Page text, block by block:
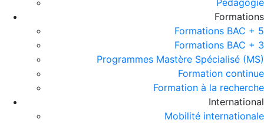
Pédagogie
Formations
Formations BAC + 5
Formations BAC + 3
Programmes Mastère Spécialisé (MS)
Formation continue
Formation à la recherche
International
Mobilité internationale